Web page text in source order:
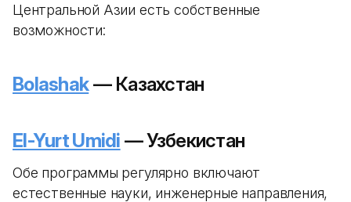
Центральной Азии есть собственные
возможности:
Bolashak— Казахстан
El-Yurt Umidi — Узбекистан
Обе программы регулярно включают
естественные науки, инженерные направления,